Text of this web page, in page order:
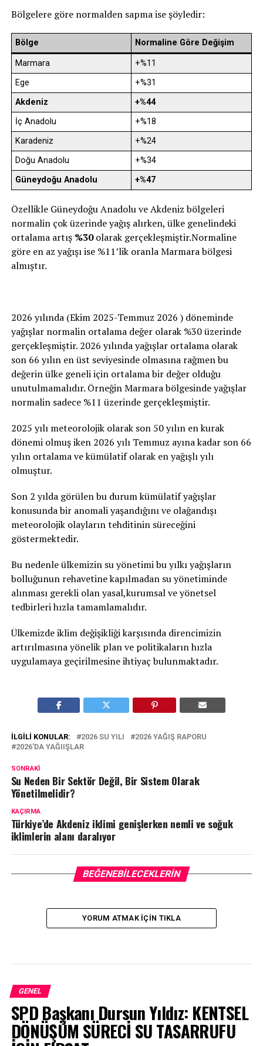
Bölgelere göre normalden sapma ise şöyledir:
Bölge Normaline Göre Değişim
Marmara
+%11
Ege
+%31
Akdeniz
+%44
İç Anadolu
+%18
Karadeniz
+%24
Doğu Anadolu
+%34
Güneydoğu Anadolu
+%47
Özellikle Güneydoğu Anadolu ve Akdeniz bölgeleri
normalin çok üzerinde yağış alırken, ülke genelindeki
ortalama artış %30olarak gerçekleşmiştir.Normaline
göre en az yağışı ise %11’lik oranla Marmara bölgesi
almıştır.
2026 yılında (Ekim 2025-Temmuz 2026 ) döneminde
yağışlar normalin ortalama değer olarak %30 üzerinde
gerçekleşmiştir. 2026 yılında yağışlar ortalama olarak
son 66 yılın en üst seviyesinde olmasına rağmen bu
değerin ülke geneli için ortalama bir değer olduğu
unutulmamalıdır. Örneğin Marmara bölgesinde yağışlar
normalin sadece %11 üzerinde gerçekleşmiştir.
2025 yılı meteorolojik olarak son 50 yılın en kurak
dönemi olmuş iken 2026 yılı Temmuz ayına kadar son 66
yılın ortalama ve kümülatif olarak en yağışlı yılı
olmuştur.
Son 2 yılda görülen bu durum kümülatif yağışlar
konusunda bir anomali yaşandığını ve olağandışı
meteorolojik olayların tehditinin süreceğini
göstermektedir.
Bu nedenle ülkemizin su yönetimi bu yılkı yağışların
bolluğunun rehavetine kapılmadan su yönetiminde
alınması gerekli olan yasal,kurumsal ve yönetsel
tedbirleri hızla tamamlamalıdır.
Ülkemizde iklim değişikliği karşısında direncimizin
artırılmasına yönelik plan ve politikaların hızla
uygulamaya geçirilmesine ihtiyaç bulunmaktadır.
İLGILI KONULAR: 2026 SU YILI
2026 YAĞIŞ RAPORU
2026'DA YAĞIIŞLAR
SONRAKI
Su Neden Bir Sektör Değil, Bir Sistem Olarak
Yönetilmelidir?
KAÇIRMA
Türkiye’de Akdeniz iklimi genişlerken nemli ve soğuk
iklimlerin alanı daralıyor
BEĞENEBILECEKLERIN
YORUM ATMAK IÇIN TIKLA
GENEL
SPD Başkanı Dursun Yıldız: KENTSEL
DÖNÜŞÜM SÜRECİ SU TASARRUFU